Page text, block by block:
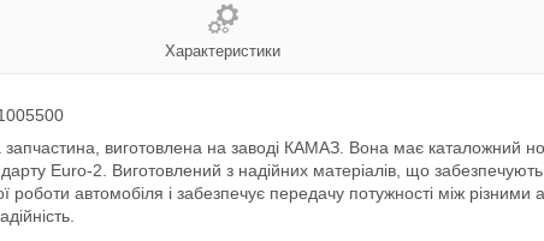
Характеристики
запчастина, виготовлена на заводі КАМАЗ. Вона має каталожний
Euro-2. Виготовлений з надійних матеріалів, що
автомобіля і забезпечує передачу потужності між різними